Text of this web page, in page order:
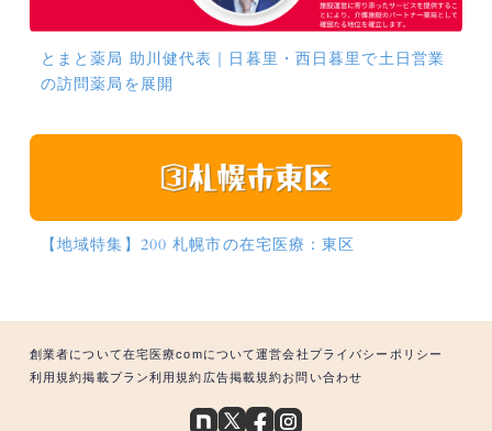
とまと薬局 助川健代表｜日暮里・西日暮里で土日営業
の訪問薬局を展開
【地域特集】200 札幌市の在宅医療：東区
創業者について在宅医療comについて運営会社 プライバシーポリシー
利用規約掲載プラン利用規約 広告掲載規約お問い合わせ